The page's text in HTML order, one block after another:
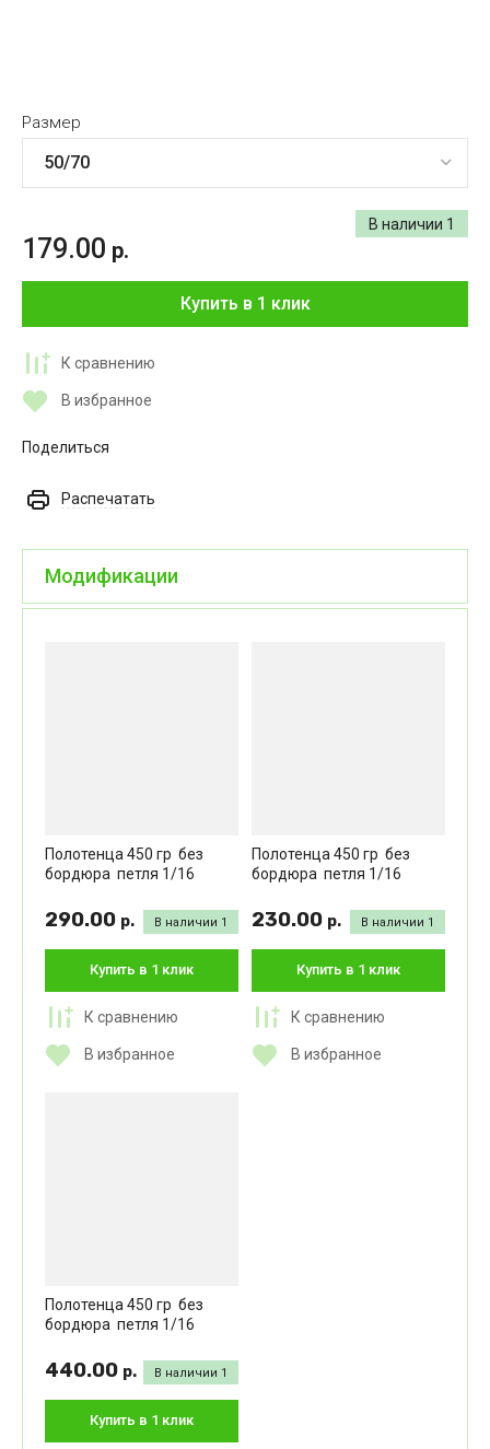
Размер
В наличии 1
179.00 р.
Купить в 1 клик
К сравнению
В избранное
Поделиться
Распечатать
Модификации
Полотенца 450 гр без
бордюра петля 1/16
В наличии 1
290.00 р.
Купить в 1 клик
К сравнению
В избранное
Полотенца 450 гр без
бордюра петля 1/16
В наличии 1
230.00 р.
Купить в 1 клик
К сравнению
В избранное
Полотенца 450 гр без
бордюра петля 1/16
В наличии 1
440.00 р.
Купить в 1 клик